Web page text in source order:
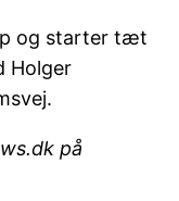
og starter tæt
Holger
på